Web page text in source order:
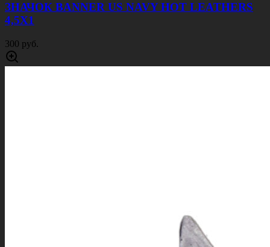
ЗНАЧОК BANNER US NAVY HOT LEATHERS
4,5Х1
300 руб.